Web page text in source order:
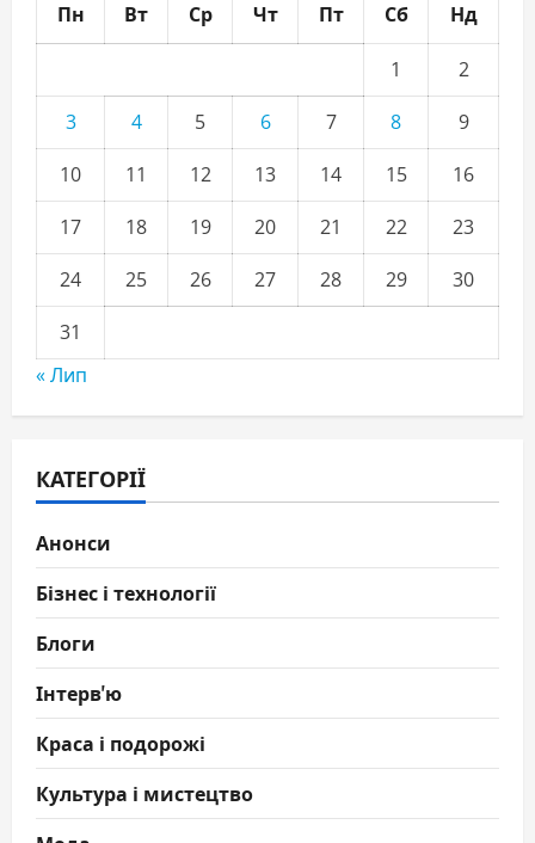
Пн Вт Ср Чт Пт Сб Нд
1
2
3
4 5 6 7 8
9
10
11 12 13 14 15
16
17
18 19 20 21 22
23
24
25 26 27 28 29
30
31
« Лип
КАТЕГОРІЇ
Анонси
Бізнес і технології
Блоги
Інтерв'ю
Краса і подорожі
Культура і мистецтво